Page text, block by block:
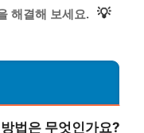
해결해 보세요. 💡
법은 무엇인가요?